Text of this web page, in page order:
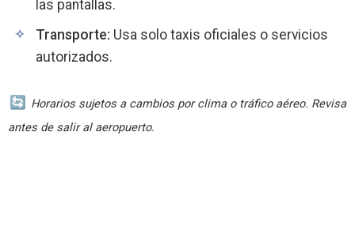
las pantallas.
Transporte: Usa solo taxis oficiales o servicios
autorizados.
Horarios sujetos a cambios por clima o tráfico aéreo. Revisa
antes de salir al aeropuerto.